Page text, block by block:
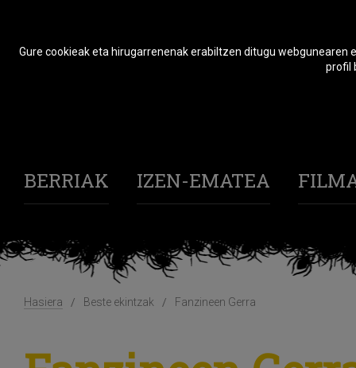
BERRIAK IZEN-EMATEA
Hasiera Beste ekintzak Fanzineen Gerra
Gure cookieak eta hirugarrenenak erabiltzen ditugu
profil